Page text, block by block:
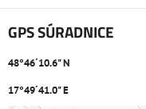
GPS SÚRADNICE
48°46´10.6" N
17°49´41.0" E